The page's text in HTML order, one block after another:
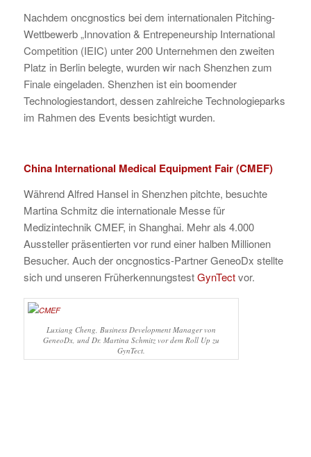
Nachdem oncgnostics bei dem internationalen Pitching-
Wettbewerb „Innovation & Entrepeneurship International
Competition (IEIC) unter 200 Unternehmen den zweiten
Platz in Berlin belegte, wurden wir nach Shenzhen zum
Finale eingeladen. Shenzhen ist ein boomender
Technologiestandort, dessen zahlreiche Technologieparks
im Rahmen des Events besichtigt wurden.
China International Medical Equipment Fair (CMEF)
Während Alfred Hansel in Shenzhen pitchte, besuchte
Martina Schmitz die internationale Messe für
Medizintechnik CMEF, in Shanghai. Mehr als 4.000
Aussteller präsentierten vor rund einer halben Millionen
Besucher. Auch der oncgnostics-Partner GeneoDx stellte
sich und unseren FrüherkennungstestGynTectvor.
Luxiang Cheng, Business Development Manager von
GeneoDx, und Dr. Martina Schmitz vor dem Roll Up zu
GynTect.